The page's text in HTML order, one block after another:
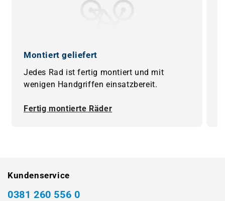
Montiert geliefert
Jedes Rad ist fertig montiert und mit
wenigen Handgriffen einsatzbereit.
Fertig montierte Räder
Kundenservice
0381 260 556 0